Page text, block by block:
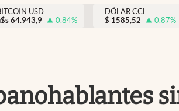
USD
64.943,9 0.84%
DÓLAR CCL
$ 1585,52 0.87%